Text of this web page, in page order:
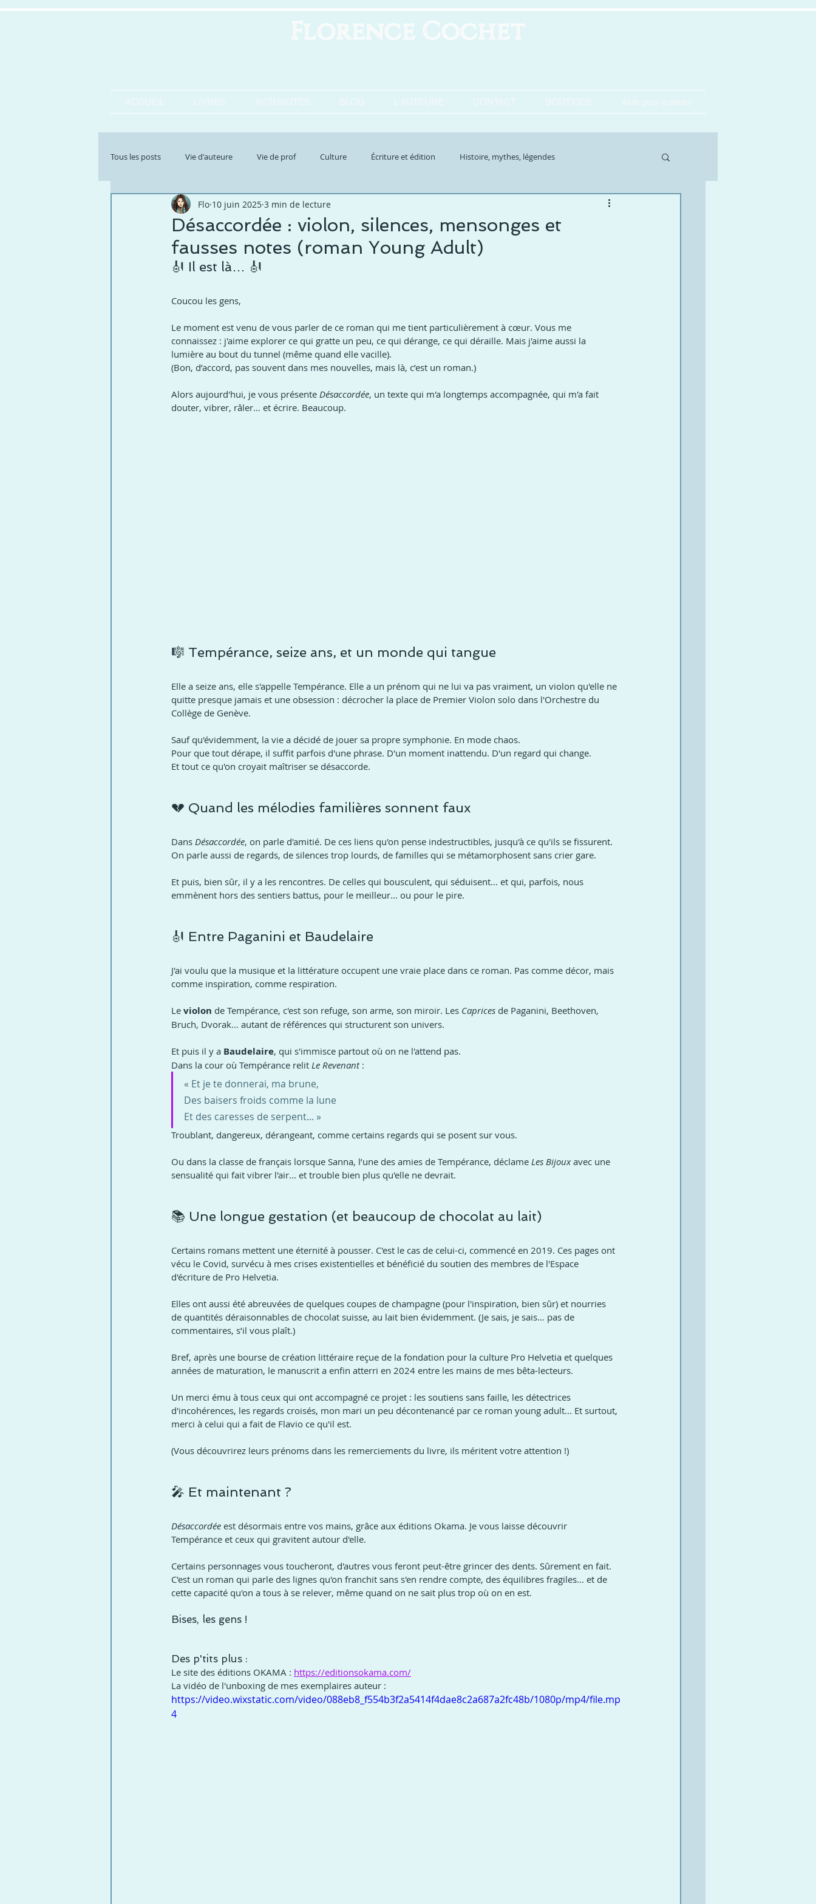
Florence Cochet
Tous les posts Vie d'auteure Vie de prof Culture Écriture et édition Histoire, mythes, légendes
Vie perso et anecdotes Littérature Développement personnel
Désaccordée : violon, silences, mensonges et
fausses notes (roman Young Adult)
Flo 10 juin 2025 3 min de lecture
🎻 Il est là… 🎻
Coucou les gens,
Le moment est venu de vous parler de ce roman qui me tient particulièrement à cœur. Vous me
connaissez : j'aime explorer ce qui gratte un peu, ce qui dérange, ce qui déraille. Mais j'aime aussi la
lumière au bout du tunnel (même quand elle vacille).
(Bon, d’accord, pas souvent dans mes nouvelles, mais là, c’est un roman.)
Alors aujourd'hui, je vous présente Désaccordée, un texte qui m'a longtemps accompagnée, qui m'a fait
douter, vibrer, râler… et écrire. Beaucoup.
🎼 Tempérance, seize ans, et un monde qui tangue
Elle a seize ans, elle s'appelle Tempérance. Elle a un prénom qui ne lui va pas vraiment, un violon qu'elle ne
quitte presque jamais et une obsession : décrocher la place de Premier Violon solo dans l'Orchestre du
Collège de Genève.
Sauf qu'évidemment, la vie a décidé de jouer sa propre symphonie. En mode chaos.
Pour que tout dérape, il suffit parfois d'une phrase. D'un moment inattendu. D'un regard qui change.
Et tout ce qu'on croyait maîtriser se désaccorde.
💔 Quand les mélodies familières sonnent faux
Dans Désaccordée, on parle d'amitié. De ces liens qu'on pense indestructibles, jusqu'à ce qu'ils se fissurent.
On parle aussi de regards, de silences trop lourds, de familles qui se métamorphosent sans crier gare.
Et puis, bien sûr, il y a les rencontres. De celles qui bousculent, qui séduisent… et qui, parfois, nous
emmènent hors des sentiers battus, pour le meilleur… ou pour le pire.
🎻 Entre Paganini et Baudelaire
J'ai voulu que la musique et la littérature occupent une vraie place dans ce roman. Pas comme décor, mais
comme inspiration, comme respiration.
Le violon de Tempérance, c'est son refuge, son arme, son miroir. Les Caprices de Paganini, Beethoven,
Bruch, Dvorak... autant de références qui structurent son univers.
Et puis il y a Baudelaire, qui s'immisce partout où on ne l'attend pas.
Dans la cour où Tempérance relit Le Revenant :
« Et je te donnerai, ma brune,
Des baisers froids comme la lune
Et des caresses de serpent... »
Troublant, dangereux, dérangeant, comme certains regards qui se posent sur vous.
Ou dans la classe de français lorsque Sanna, l’une des amies de Tempérance, déclame Les Bijoux avec une
sensualité qui fait vibrer l'air... et trouble bien plus qu'elle ne devrait.
📚 Une longue gestation (et beaucoup de chocolat au lait)
Certains romans mettent une éternité à pousser. C'est le cas de celui-ci, commencé en 2019. Ces pages ont
vécu le Covid, survécu à mes crises existentielles et bénéficié du soutien des membres de l'Espace
d'écriture de Pro Helvetia.
Elles ont aussi été abreuvées de quelques coupes de champagne (pour l'inspiration, bien sûr) et nourries
de quantités déraisonnables de chocolat suisse, au lait bien évidemment. (Je sais, je sais… pas de
commentaires, s’il vous plaît.)
Bref, après une bourse de création littéraire reçue de la fondation pour la culture Pro Helvetia et quelques
années de maturation, le manuscrit a enfin atterri en 2024 entre les mains de mes bêta-lecteurs.
Un merci ému à tous ceux qui ont accompagné ce projet : les soutiens sans faille, les détectrices
d'incohérences, les regards croisés, mon mari un peu décontenancé par ce roman young adult... Et surtout,
merci à celui qui a fait de Flavio ce qu'il est.
(Vous découvrirez leurs prénoms dans les remerciements du livre, ils méritent votre attention !)
🎤 Et maintenant ?
Désaccordée est désormais entre vos mains, grâce aux éditions Okama. Je vous laisse découvrir
Tempérance et ceux qui gravitent autour d'elle.
Certains personnages vous toucheront, d'autres vous feront peut-être grincer des dents. Sûrement en fait.
C'est un roman qui parle des lignes qu'on franchit sans s'en rendre compte, des équilibres fragiles... et de
cette capacité qu'on a tous à se relever, même quand on ne sait plus trop où on en est.
Bises, les gens !
Des p'tits plus :
Le site des éditions OKAMA : https://editionsokama.com/
La vidéo de l'unboxing de mes exemplaires auteur :
https://video.wixstatic.com/video/088eb8_f554b3f2a5414f4dae8c2a687a2fc48b/1080p/mp4/file.mp
4